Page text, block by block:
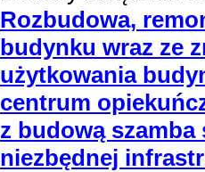
Rozbudowa,
budynku wraz ze
użytkowania
centrum
z budową szamba
niezbędnej